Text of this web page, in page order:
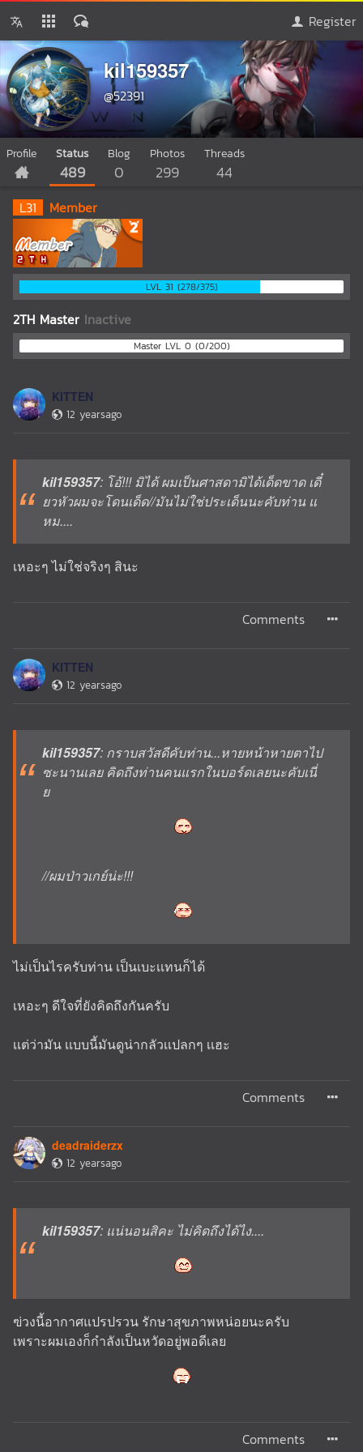
Register
kil159357
@52391
Profile Status
489
Blog
0
Photos
299
Threads
44
L31 Member
LVL 31 (278/375)
2TH Master Inactive
Master LVL 0 (0/200)
KITTEN
12 yearsago
kil159357: โอ้!!! มิได้ ผมเป็นศาสดามิได้เด็ดขาด เดี๋
ยวหัวผมจะโดนเด็ด//มันไม่ใช่ประเด็นนะคับท่าน แ
หม....
เหอะๆ ไม่ใช่จริงๆ สินะ
Comments
KITTEN
12 yearsago
kil159357: กราบสวัสดีคับท่าน...หายหน้าหายตาไป
ซะนานเลย คิดถึงท่านคนแรกในบอร์ดเลยนะคับเนี่
ย
//ผมป่าวเกย์น่ะ!!!
ไม่เป็นไรครับท่าน เป็นเบะเเทนก็ได้
เหอะๆ ดีใจที่ยังคิดถึงกันครับ
เเต่ว่ามัน เเบบนี้มันดูน่ากลัวเเปลกๆ เเฮะ
Comments
deadraiderzx
12 yearsago
kil159357: แน่นอนสิคะ ไม่คิดถึงได้ไง....
ฃ่วงนี้อากาศแปรปรวน รักษาสุขภาพหน่อยนะครับ
เพราะผมเองก็กำลังเป็นหวัดอยู่พอดีเลย
Comments